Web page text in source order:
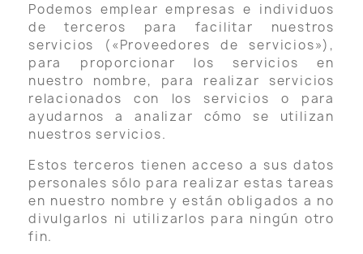
Podemos emplear empresas e individuos
de terceros para facilitar nuestros
servicios («Proveedores de servicios»),
para proporcionar los servicios en
nuestro nombre, para realizar servicios
relacionados con los servicios o para
ayudarnos a analizar cómo se utilizan
nuestros servicios.
Estos terceros tienen acceso a sus datos
personales sólo para realizar estas tareas
en nuestro nombre y están obligados a no
divulgarlos ni utilizarlos para ningún otro
fin.